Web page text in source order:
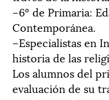
–6º de Primaria:
Contemporánea.
–Especialistas en
historia de las
Los alumnos del
evaluación de su